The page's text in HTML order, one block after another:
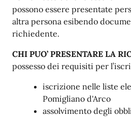
possono essere presentate
altra persona esibendo
richiedente.
CHI PUO’ PRESENTARE LA
possesso dei requisiti per
iscrizione nelle liste
Pomigliano d'Arco
assolvimento degli